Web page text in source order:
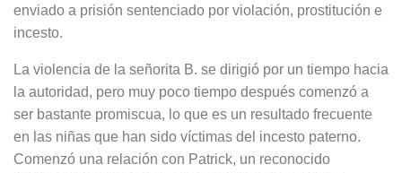
enviado a prisión sentenciado por violación, prostitución e
incesto.
La violencia de la señorita B. se dirigió por un tiempo hacia
la autoridad, pero muy poco tiempo después comenzó a
ser bastante promiscua, lo que es un resultado frecuente
en las niñas que han sido víctimas del incesto paterno.
Comenzó una relación con Patrick, un reconocido